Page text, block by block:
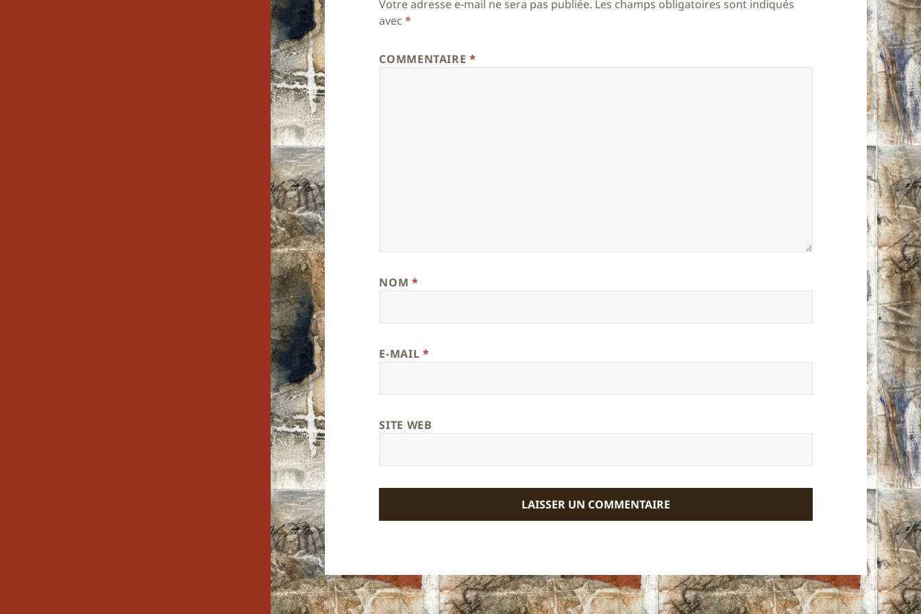
Votre adresse e-mail ne sera pas publiée. Les champs obligatoires sont indiqués
avec*
COMMENTAIRE*
NOM *
E-MAIL *
SITE WEB